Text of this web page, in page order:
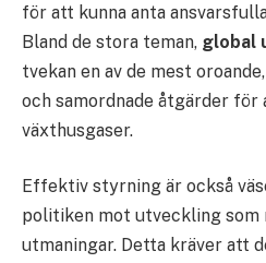
för att kunna anta
Bland de stora teman, global
tvekan en av de mest
och samordnade åtgärder för
växthusgaser.
Effektiv styrning är också
politiken mot utveckling som
utmaningar. Detta kräver att